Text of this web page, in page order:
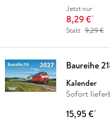
Jetzt nur
8,29 €*
Statt 9,29 €
Baureihe
Kalender
Sofort
15,95 €*